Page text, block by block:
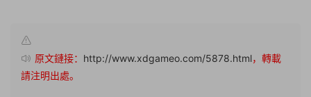
原文鏈接： http://www.xdgameo.com/5878.html，轉載
請注明出處。